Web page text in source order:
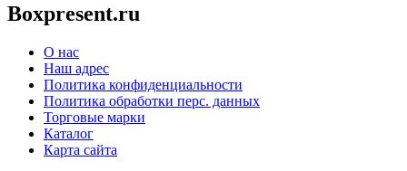
Boxpresent.ru
О нас
Наш адрес
Политика конфиденциальности
Политика обработки перс. данных
Торговые марки
Каталог
Карта сайта